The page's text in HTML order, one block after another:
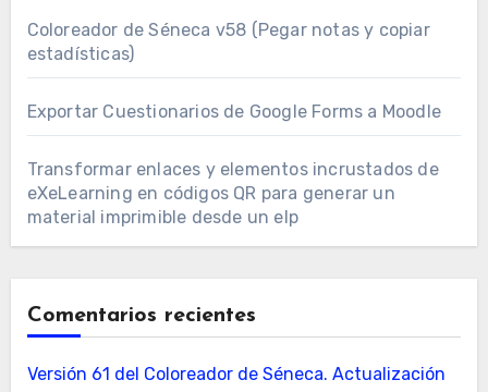
Coloreador de Séneca v58 (Pegar notas y copiar
estadísticas)
Exportar Cuestionarios de Google Forms a Moodle
Transformar enlaces y elementos incrustados de
eXeLearning en códigos QR para generar un
material imprimible desde un elp
Comentarios recientes
Versión 61 del Coloreador de Séneca. Actualización